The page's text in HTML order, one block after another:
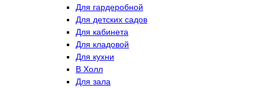
Для гардеробной
Для детских садов
Для кабинета
Для кладовой
Для кухни
В Холл
Для зала